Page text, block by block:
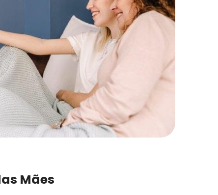
Mães